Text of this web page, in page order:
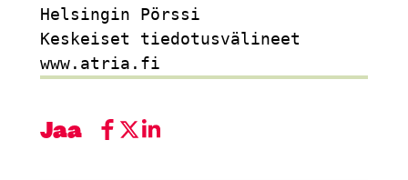
Keskeiset
Jaa